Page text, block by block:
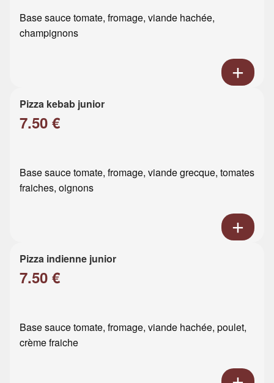
Base sauce tomate, fromage, viande hachée,
champignons
Pizza kebab junior
7.50 €
Base sauce tomate, fromage, viande grecque, tomates
fraiches, oignons
Pizza indienne junior
7.50 €
Base sauce tomate, fromage, viande hachée, poulet,
crème fraiche